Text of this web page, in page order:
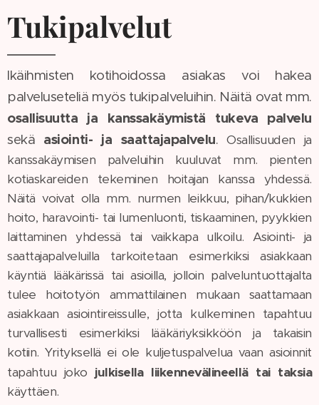
Tukipalvelut
Ikäihmisten kotihoidossa asiakas voi hakea
palveluseteliä myös tukipalveluihin. Näitä ovat mm.
osallisuutta ja kanssakäymistä tukeva palvelu
sekä asiointi- ja saattajapalvelu.Osallisuuden ja
kanssakäymisen palveluihin kuuluvat mm. pienten
kotiaskareiden tekeminen hoitajan kanssa yhdessä.
Näitä voivat olla mm. nurmen leikkuu, pihan/kukkien
hoito, haravointi- tai lumenluonti, tiskaaminen, pyykkien
laittaminen yhdessä tai vaikkapa ulkoilu. Asiointi- ja
saattajapalveluilla tarkoitetaan esimerkiksi asiakkaan
käyntiä lääkärissä tai asioilla, jolloin palveluntuottajalta
tulee hoitotyön ammattilainen mukaan saattamaan
asiakkaan asiointireissulle, jotta kulkeminen tapahtuu
turvallisesti esimerkiksi lääkäriyksikköön ja takaisin
kotiin. Yrityksellä ei ole kuljetuspalvelua vaan asioinnit
tapahtuu joko julkisella liikennevälineellä tai taksia
käyttäen.